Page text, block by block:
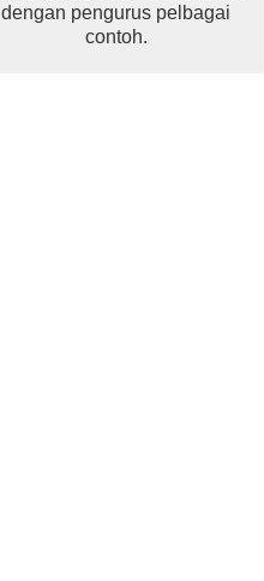
dengan pengurus pelbagai
contoh.